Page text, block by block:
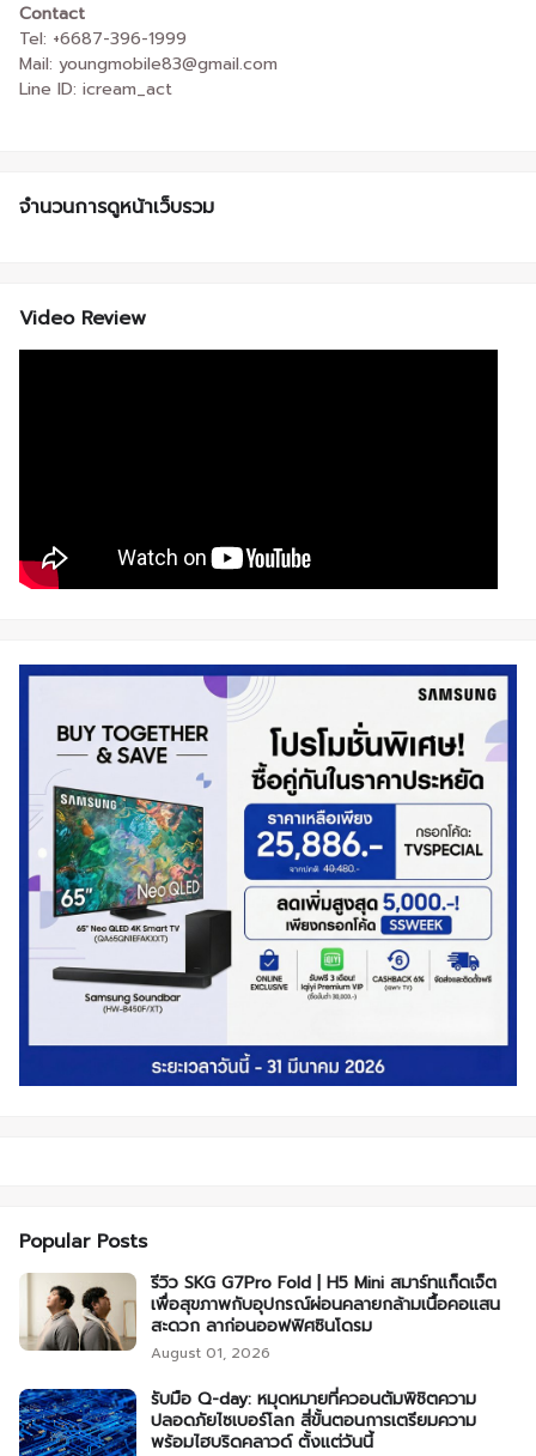
Contact
Tel: +6687-396-1999
Mail: youngmobile83@gmail.com
Line ID: icream_act
จำนวนการดูหน้าเว็บรวม
Video Review
Popular Posts
รีวิว SKG G7Pro Fold | H5 Mini สมาร์ทแก็ดเจ็ต
เพื่อสุขภาพกับอุปกรณ์ผ่อนคลายกล้ามเนื้อคอแสน
สะดวก ลาก่อนออฟฟิศซินโดรม
August 01, 2026
รับมือ Q-day: หมุดหมายที่ควอนตัมพิชิตความ
ปลอดภัยไซเบอร์โลก สี่ขั้นตอนการเตรียมความ
พร้อมไฮบริดคลาวด์ ตั้งแต่วันนี้